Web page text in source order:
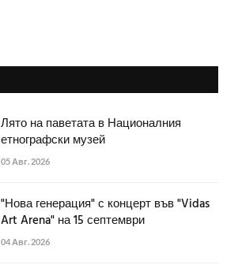
Лято на паветата в Националния
етнографски музей
05 Авг. 2026
"Нова генерация" с концерт във "Vidas
Art Arena" на 15 септември
04 Авг. 2026